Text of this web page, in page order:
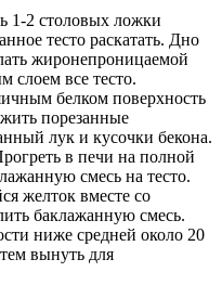
1-2 столовых ложки
тесто раскатать. Дно
жиронепроницаемой
слоем все тесто.
белком поверхность
порезанные
лук и кусочки бекона.
в печи на полной
смесь на тесто.
желток вместе со
баклажанную смесь.
ниже средней около 20
вынуть для